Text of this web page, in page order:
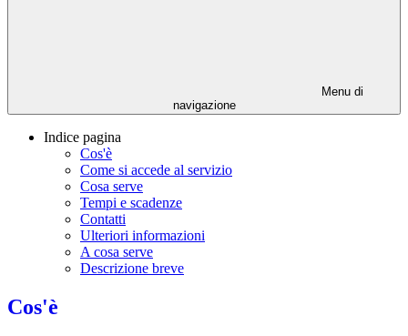
Menu di
navigazione
Indice pagina
Cos'è
Come si accede al servizio
Cosa serve
Tempi e scadenze
Contatti
Ulteriori informazioni
A cosa serve
Descrizione breve
Cos'è